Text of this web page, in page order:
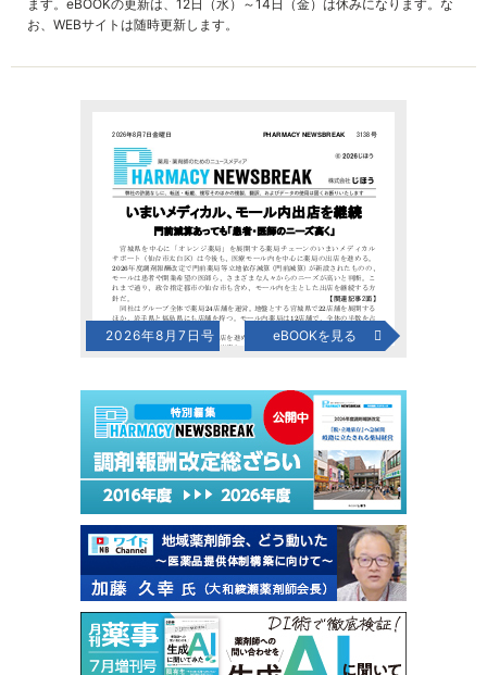
ます。eBOOKの更新は、12日（水）～14日（金）は休みになります。な
お、WEBサイトは随時更新します。
2026年8月7日号 eBOOKを見る